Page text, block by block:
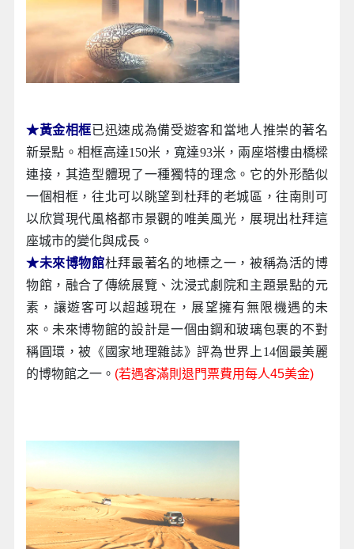
★黃金相框已迅速成為備受遊客和當地人推崇的著名
新景點。相框高達150米，寬達93米，兩座塔樓由橋樑
連接，其造型體現了一種獨特的理念。它的外形酷似
一個相框，往北可以眺望到杜拜的老城區，往南則可
以欣賞現代風格都市景觀的唯美風光，展現出杜拜這
座城市的變化與成長。
★未來博物館杜拜最著名的地標之一，被稱為活的博
物館，融合了傳統展覽、沈浸式劇院和主題景點的元
素，讓遊客可以超越現在，展望擁有無限機遇的未
來。未來博物館的設計是一個由鋼和玻璃包裹的不對
稱圓環，被《國家地理雜誌》評為世界上14個最美麗
的博物館之一。 (若遇客滿則退門票費用每人45美金)